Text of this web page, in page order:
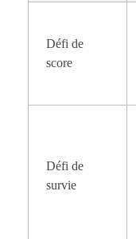
Défi de
score
Défi de
survie